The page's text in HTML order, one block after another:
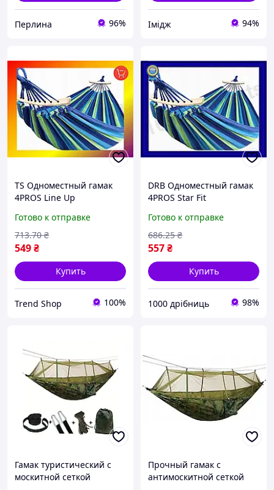
Перлина 96% Імідж 94%
TS Одноместный гамак
4PROS Line Up
Готово к отправке
549₴
713.70 ₴
Купить
Trend Shop 100%
DRB Одноместный гамак
4PROS Star Fit
туристический для
отдыха и расслабления
на природе хл DRB_Q7
Готово к отправке
557₴
686.25 ₴
Купить
1000 дрібниць 98%
Гамак туристический с
москитной сеткой
Прочный гамак с
антимоскитной сеткой